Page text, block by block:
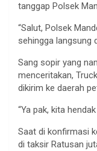
tanggap Polsek
“Salut, Polsek
sehingga langsung
Sang sopir yang
menceritakan,
dikirim ke daerah
“Ya pak, kita
Saat di konfirmasi
di taksir Ratusan